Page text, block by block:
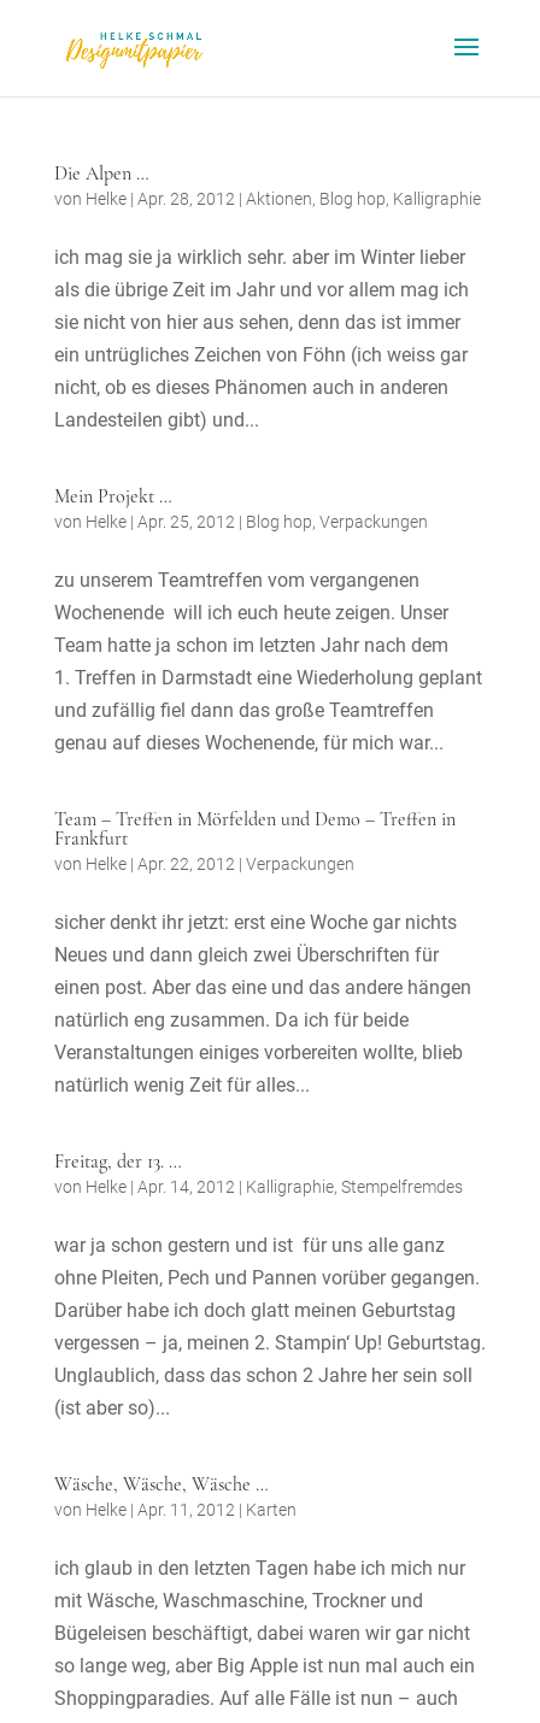
Die Alpen …
von Helke| Apr. 28, 2012 | Aktionen, Blog hop, Kalligraphie
ich mag sie ja wirklich sehr. aber im Winter lieber
als die übrige Zeit im Jahr und vor allem mag ich
sie nicht von hier aus sehen, denn das ist immer
ein untrügliches Zeichen von Föhn (ich weiss gar
nicht, ob es dieses Phänomen auch in anderen
Landesteilen gibt) und...
Mein Projekt …
von Helke| Apr. 25, 2012 | Blog hop, Verpackungen
zu unserem Teamtreffen vom vergangenen
Wochenende will ich euch heute zeigen. Unser
Team hatte ja schon im letzten Jahr nach dem
1. Treffen in Darmstadt eine Wiederholung geplant
und zufällig fiel dann das große Teamtreffen
genau auf dieses Wochenende, für mich war...
Team – Treffen in Mörfelden und Demo – Treffen in
Frankfurt
von Helke| Apr. 22, 2012 | Verpackungen
sicher denkt ihr jetzt: erst eine Woche gar nichts
Neues und dann gleich zwei Überschriften für
einen post. Aber das eine und das andere hängen
natürlich eng zusammen. Da ich für beide
Veranstaltungen einiges vorbereiten wollte, blieb
natürlich wenig Zeit für alles...
Freitag, der 13. …
von Helke| Apr. 14, 2012 | Kalligraphie, Stempelfremdes
war ja schon gestern und ist für uns alle ganz
ohne Pleiten, Pech und Pannen vorüber gegangen.
Darüber habe ich doch glatt meinen Geburtstag
vergessen – ja, meinen 2. Stampin‘ Up! Geburtstag.
Unglaublich, dass das schon 2 Jahre her sein soll
(ist aber so)...
Wäsche, Wäsche, Wäsche …
von Helke| Apr. 11, 2012 | Karten
ich glaub in den letzten Tagen habe ich mich nur
mit Wäsche, Waschmaschine, Trockner und
Bügeleisen beschäftigt, dabei waren wir gar nicht
so lange weg, aber Big Apple ist nun mal auch ein
Shoppingparadies. Auf alle Fälle ist nun – auch